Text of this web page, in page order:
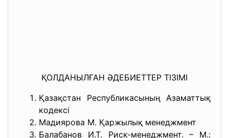
ҚОЛДАНЫЛҒАН ӘДЕБИЕТТЕР ТІЗІМІ
Қазақстан Республикасының Азаматтық
кодексі
Мадиярова М. Қаржылық менеджмент
Балабанов И.Т. Риск-менеджмент. – М.: